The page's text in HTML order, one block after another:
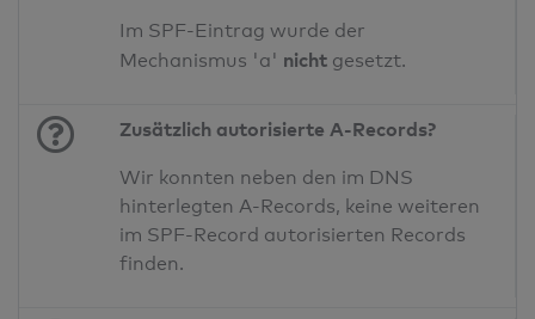
Im SPF-Eintrag wurde der
Mechanismus 'a' nicht gesetzt.
Zusätzlich autorisierte A-Records?
Wir konnten neben den im DNS
hinterlegten A-Records, keine weiteren
im SPF-Record autorisierten Records
finden.